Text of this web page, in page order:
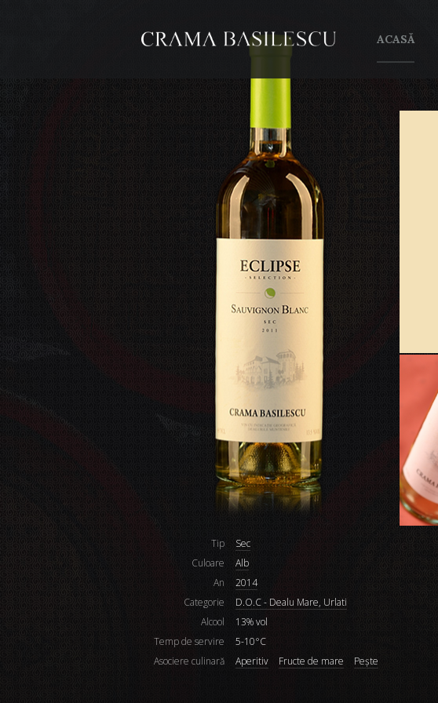
ACASĂ
Tip
Sec
Culoare
Alb
An
2014
Categorie
D.O.C - Dealu Mare, Urlati
Alcool
13% vol
Temp de servire
5-10°C
Asociere culinară
Aperitiv Fructe de mare Peşte